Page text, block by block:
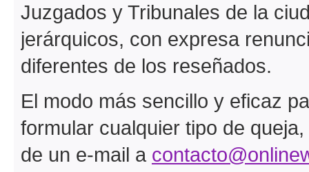
Juzgados y Tribunales de la
jerárquicos, con expresa
diferentes de los reseñados.
El modo más sencillo y eficaz
formular cualquier tipo de
de un e-mail a